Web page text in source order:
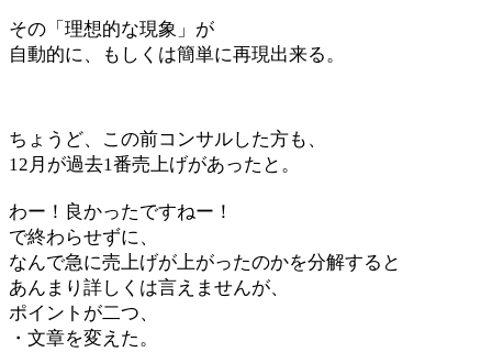
その「理想的な現象」が
自動的に、もしくは簡単に再現出来る。
ちょうど、この前コンサルした方も、
12月が過去1番売上げがあったと。
わー！良かったですねー！
で終わらせずに、
なんで急に売上げが上がったのかを分解すると
あんまり詳しくは言えませんが、
ポイントが二つ、
・文章を変えた。